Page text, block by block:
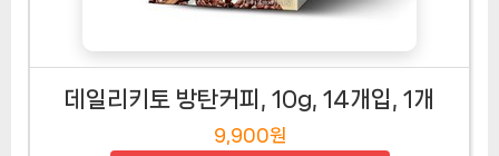
데일리키토 방탄커피, 10g, 14개입, 1개
9,900원